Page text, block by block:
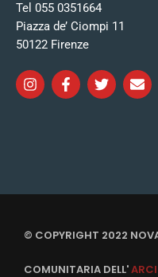
Tel 055 0351664
Piazza de’ Ciompi 11
50122 Firenze
© COPYRIGHT 2022
COMUNITARIA DELL'